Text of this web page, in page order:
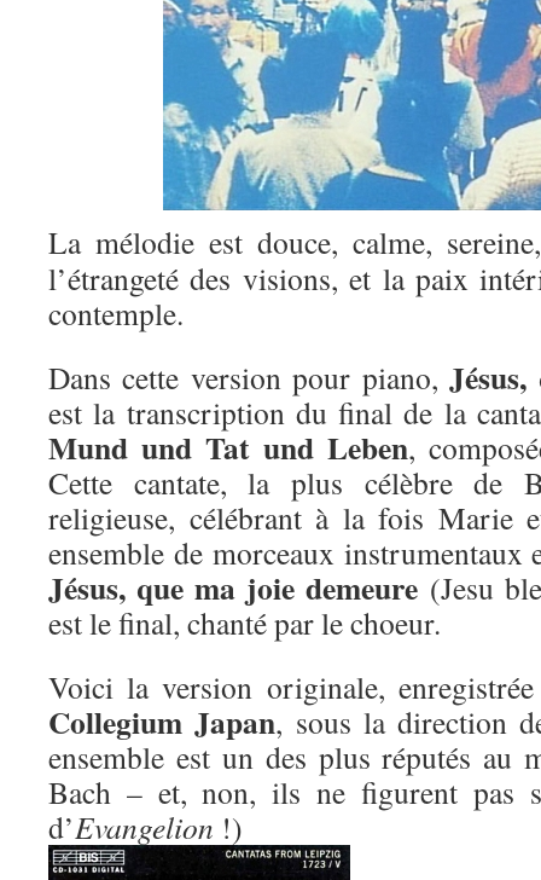
La mélodie est douce, calme,
l’étrangeté des visions, et la paix
contemple.
Dans cette version pour piano,
est la transcription du final de la
Mund und Tat und Leben,
Cette cantate, la plus célèbre de
religieuse, célébrant à la fois Marie
ensemble de morceaux instrumentaux
Jésus, que ma joie demeure (Jesu
est le final, chanté par le choeur.
Voici la version originale,
Collegium Japan, sous la direction
ensemble est un des plus réputés au
Bach – et, non, ils ne figurent pas
d’Evangelion !)